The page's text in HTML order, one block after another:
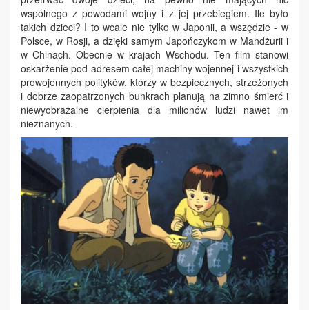
wspólnego z powodami wojny i z jej przebiegiem. Ile było
takich dzieci? I to wcale nie tylko w Japonii, a wszędzie - w
Polsce, w Rosji, a dzięki samym Japończykom w Mandżurii i
w Chinach. Obecnie w krajach Wschodu. Ten film stanowi
oskarżenie pod adresem całej machiny wojennej i wszystkich
prowojennych polityków, którzy w bezpiecznych, strzeżonych
i dobrze zaopatrzonych bunkrach planują na zimno śmierć i
niewyobrażalne cierpienia dla milionów ludzi nawet im
nieznanych.